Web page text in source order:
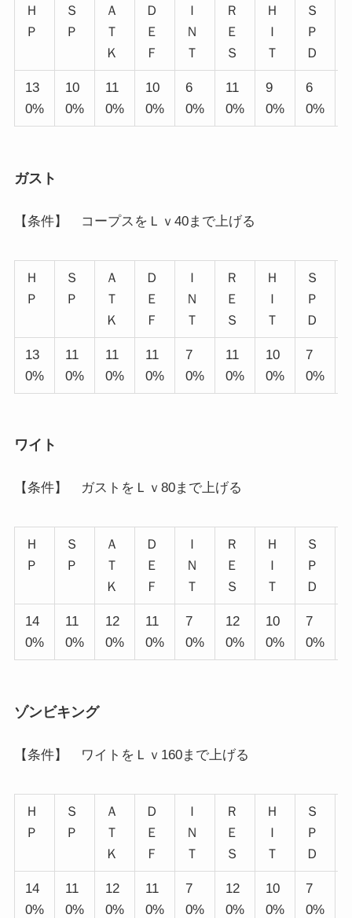
Ｈ
Ｐ
Ｓ
Ｐ
Ａ
Ｔ
Ｋ
Ｄ
Ｅ
Ｆ
Ｉ
Ｎ
Ｔ
Ｒ
Ｅ
Ｓ
Ｈ
Ｉ
Ｔ
Ｓ
Ｐ
Ｄ
13
0%
10
0%
11
0%
10
0%
6
0%
11
0%
9
0%
6
0%
ガスト
【条件】 コープスをＬｖ40まで上げる
Ｈ
Ｐ
Ｓ
Ｐ
Ａ
Ｔ
Ｋ
Ｄ
Ｅ
Ｆ
Ｉ
Ｎ
Ｔ
Ｒ
Ｅ
Ｓ
Ｈ
Ｉ
Ｔ
Ｓ
Ｐ
Ｄ
13
0%
11
0%
11
0%
11
0%
7
0%
11
0%
10
0%
7
0%
ワイト
【条件】 ガストをＬｖ80まで上げる
Ｈ
Ｐ
Ｓ
Ｐ
Ａ
Ｔ
Ｋ
Ｄ
Ｅ
Ｆ
Ｉ
Ｎ
Ｔ
Ｒ
Ｅ
Ｓ
Ｈ
Ｉ
Ｔ
Ｓ
Ｐ
Ｄ
14
0%
11
0%
12
0%
11
0%
7
0%
12
0%
10
0%
7
0%
ゾンビキング
【条件】 ワイトをＬｖ160まで上げる
Ｈ
Ｐ
Ｓ
Ｐ
Ａ
Ｔ
Ｋ
Ｄ
Ｅ
Ｆ
Ｉ
Ｎ
Ｔ
Ｒ
Ｅ
Ｓ
Ｈ
Ｉ
Ｔ
Ｓ
Ｐ
Ｄ
14
0%
11
0%
12
0%
11
0%
7
0%
12
0%
10
0%
7
0%